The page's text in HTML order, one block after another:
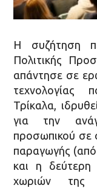
Η συζήτηση
Πολιτικής
απάντησε σε
τεχνολογίας
Τρίκαλα,
για την
προσωπικού σε
παραγωγής
και η δεύτερη
χωριών της